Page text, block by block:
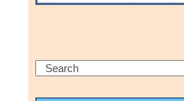
Search